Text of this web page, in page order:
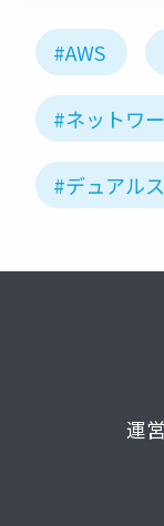
#AWS
#ネットワ
#デュアル
運